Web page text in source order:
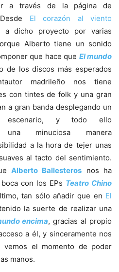
a través de la página de
El corazón al viento
a dicho proyecto por varias
Alberto tiene un sonido
que hace que El mundo
de los discos más esperados
madrileño nos tiene
con tintes de folk y una gran
a gran banda desplegando un
escenario, y todo ello
una minuciosa manera
a la hora de tejer unas
al tacto del sentimiento.
Alberto Ballesteros nos ha
con los EPs Teatro Chino
tan sólo añadir que en El
la suerte de realizar una
encima, gracias al propio
a él, y sinceramente nos
el momento de poder
manos.